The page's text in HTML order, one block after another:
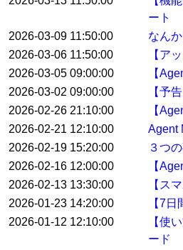
ート
2026-03-09 11:50:00
なん
2026-03-06 11:50:00
【ア
2026-03-05 09:00:00
【
2026-03-02 09:00:00
【予
2026-02-26 21:10:00
【
2026-02-21 12:10:00
Agent
2026-02-19 15:20:00
３つ
2026-02-16 12:00:00
【
2026-02-13 13:30:00
【ス
2026-01-23 14:20:00
【7
2026-01-12 12:10:00
【使
ード